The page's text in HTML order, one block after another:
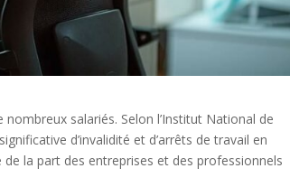
salariés. Selon l’Institut National de
d’invalidité et d’arrêts de travail en
la part des entreprises et des professionnels